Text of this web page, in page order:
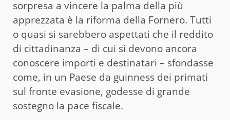
sorpresa a vincere la palma della più
apprezzata è la riforma della Fornero. Tutti
o quasi si sarebbero aspettati che il reddito
di cittadinanza – di cui si devono ancora
conoscere importi e destinatari – sfondasse
come, in un Paese da guinness dei primati
sul fronte evasione, godesse di grande
sostegno la pace fiscale.